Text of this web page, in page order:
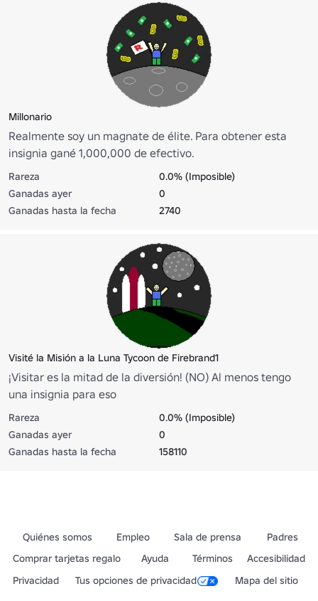
Millonario
Realmente soy un magnate de élite. Para obtener esta
insignia gané 1,000,000 de efectivo.
Rareza
0.0% (Imposible)
Ganadas ayer
0
Ganadas hasta la fecha
2740
Visité la Misión a la Luna Tycoon de Firebrand1
¡Visitar es la mitad de la diversión! (NO) Al menos tengo
una insignia para eso
Rareza
0.0% (Imposible)
Ganadas ayer
0
Ganadas hasta la fecha
158110
Quiénes somos Empleo Sala de prensa
Padres
Comprar tarjetas regalo
Ayuda Términos
Accesibilidad
Privacidad
Tus opciones de privacidad Mapa del sitio